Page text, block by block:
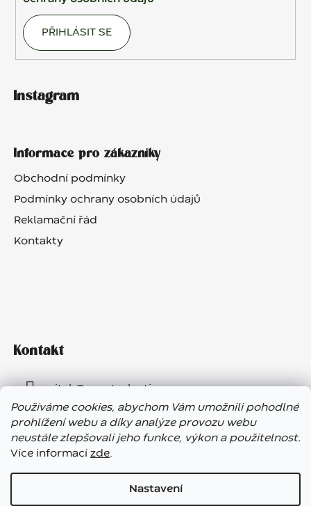
Používáme cookies, abychom Vám umožnili pohodlné
prohlížení webu a díky analýze provozu webu
neustále zlepšovali jeho funkce, výkon a použitelnost.
Více informací zde.
Nastavení
PŘIHLÁSIT SE
Instagram
Informace pro zákazníky
Obchodní podmínky
Podmínky ochrany osobních údajů
Reklamační řád
Kontakty
Kontakt
vitek@eventselection.cz
+420 602 410 657